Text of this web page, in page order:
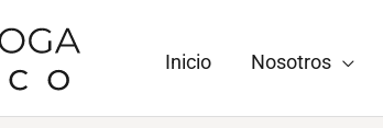
Inicio Nosotros